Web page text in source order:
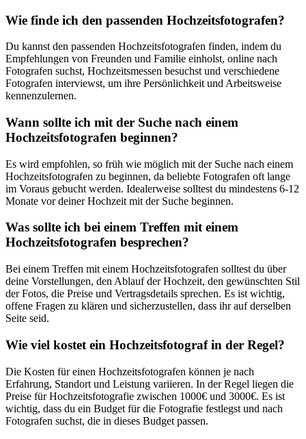
Wie finde ich den passenden Hochzeitsfotografen?
Du kannst den passenden Hochzeitsfotografen finden, indem du
Empfehlungen von Freunden und Familie einholst, online nach
Fotografen suchst, Hochzeitsmessen besuchst und verschiedene
Fotografen interviewst, um ihre Persönlichkeit und Arbeitsweise
kennenzulernen.
Wann sollte ich mit der Suche nach einem
Hochzeitsfotografen beginnen?
Es wird empfohlen, so früh wie möglich mit der Suche nach einem
Hochzeitsfotografen zu beginnen, da beliebte Fotografen oft lange
im Voraus gebucht werden. Idealerweise solltest du mindestens 6-12
Monate vor deiner Hochzeit mit der Suche beginnen.
Was sollte ich bei einem Treffen mit einem
Hochzeitsfotografen besprechen?
Bei einem Treffen mit einem Hochzeitsfotografen solltest du über
deine Vorstellungen, den Ablauf der Hochzeit, den gewünschten Stil
der Fotos, die Preise und Vertragsdetails sprechen. Es ist wichtig,
offene Fragen zu klären und sicherzustellen, dass ihr auf derselben
Seite seid.
Wie viel kostet ein Hochzeitsfotograf in der Regel?
Die Kosten für einen Hochzeitsfotografen können je nach
Erfahrung, Standort und Leistung variieren. In der Regel liegen die
Preise für Hochzeitsfotografie zwischen 1000€ und 3000€. Es ist
wichtig, dass du ein Budget für die Fotografie festlegst und nach
Fotografen suchst, die in dieses Budget passen.